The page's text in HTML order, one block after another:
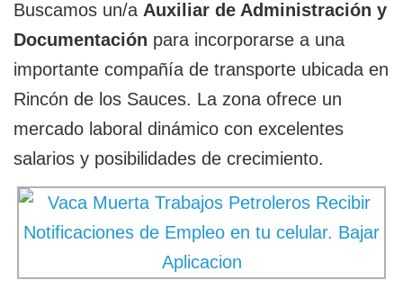
Buscamos un/a Auxiliar de Administración y
Documentación para incorporarse a una
importante compañía de transporte ubicada en
Rincón de los Sauces. La zona ofrece un
mercado laboral dinámico con excelentes
salarios y posibilidades de crecimiento.